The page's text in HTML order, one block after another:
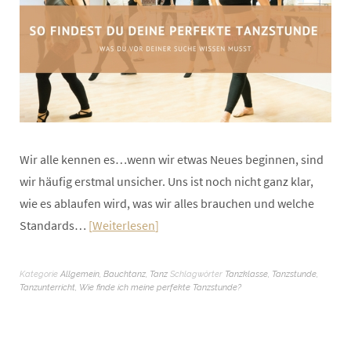
Wir alle kennen es…wenn wir etwas Neues beginnen, sind
wir häufig erstmal unsicher. Uns ist noch nicht ganz klar,
wie es ablaufen wird, was wir alles brauchen und welche
Standards… Weiterlesen
Kategorie Allgemein, Bauchtanz, Tanz Schlagwörter Tanzklasse, Tanzstunde,
Tanzunterricht, Wie finde ich meine perfekte Tanzstunde?